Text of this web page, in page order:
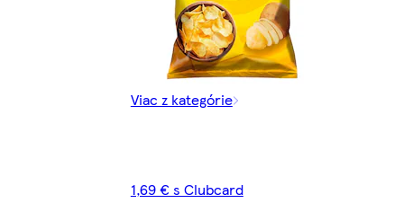
Viac z kategórie
1,69 € s Clubcard